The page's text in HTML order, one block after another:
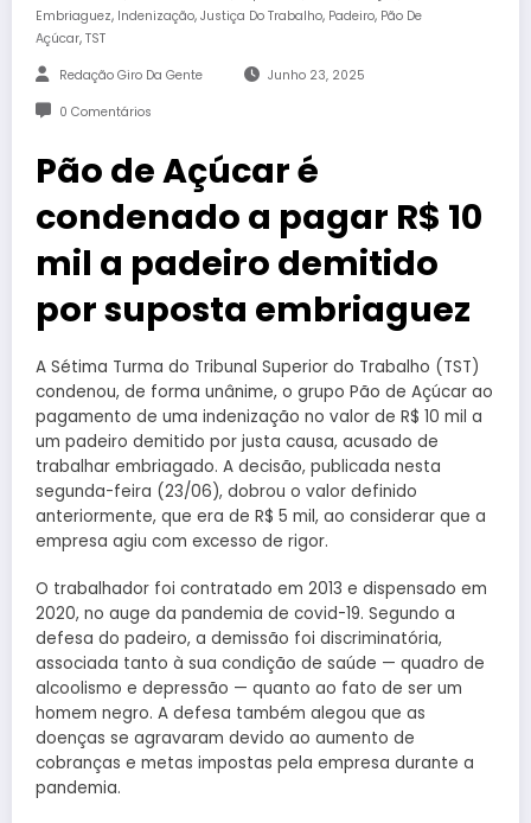
Embriaguez, Indenização, Justiça Do Trabalho, Padeiro, Pão De
Açúcar, TST
Redação Giro Da Gente Junho 23, 2025
0 Comentários
Pão de Açúcar é
condenado a pagar R$ 10
mil a padeiro demitido
por suposta embriaguez
A Sétima Turma do Tribunal Superior do Trabalho (TST)
condenou, de forma unânime, o grupo Pão de Açúcar ao
pagamento de uma indenização no valor de R$ 10 mil a
um padeiro demitido por justa causa, acusado de
trabalhar embriagado. A decisão, publicada nesta
segunda-feira (23/06), dobrou o valor definido
anteriormente, que era de R$ 5 mil, ao considerar que a
empresa agiu com excesso de rigor.
O trabalhador foi contratado em 2013 e dispensado em
2020, no auge da pandemia de covid-19. Segundo a
defesa do padeiro, a demissão foi discriminatória,
associada tanto à sua condição de saúde — quadro de
alcoolismo e depressão — quanto ao fato de ser um
homem negro. A defesa também alegou que as
doenças se agravaram devido ao aumento de
cobranças e metas impostas pela empresa durante a
pandemia.